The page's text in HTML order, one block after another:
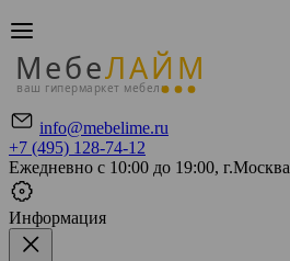
МебеЛАЙМ
ваш гипермаркет мебели
info@mebelime.ru
+7 (495) 128-74-12
Ежедневно с 10:00 до 19:00, г.Москва
Информация